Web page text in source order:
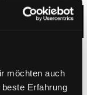
möchten auch
Erfahrung